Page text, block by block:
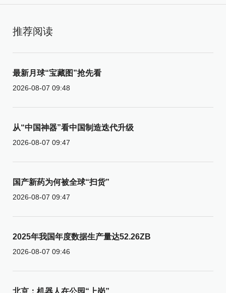
推荐阅读
最新月球“宝藏图”抢先看
2026-08-07 09:48
从“中国神器”看中国制造迭代升级
2026-08-07 09:47
国产新药为何被全球“扫货”
2026-08-07 09:47
2025年我国年度数据生产量达52.26ZB
2026-08-07 09:46
北京：机器人在公园“上岗”